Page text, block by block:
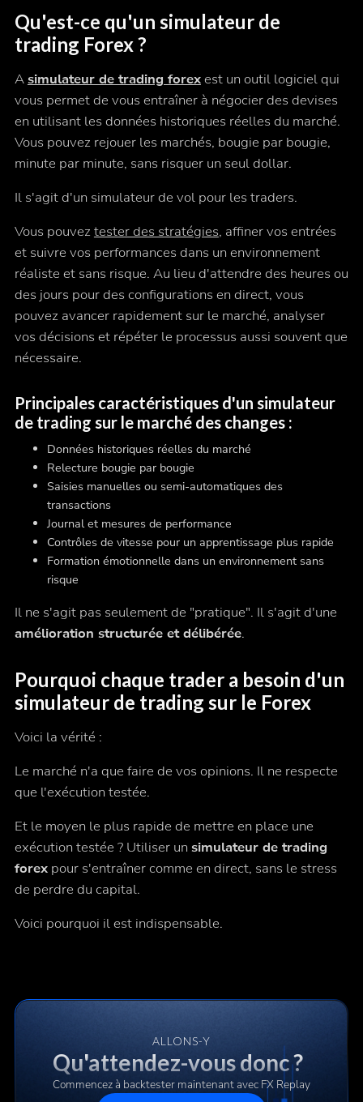
Qu'est-ce qu'un simulateur de
trading Forex ?
Asimulateur de trading forexest un outil logiciel qui
vous permet de vous entraîner à négocier des devises
en utilisant les données historiques réelles du marché.
Vous pouvez rejouer les marchés, bougie par bougie,
minute par minute, sans risquer un seul dollar.
Il s'agit d'un simulateur de vol pour les traders.
Vous pouveztester des stratégies, affiner vos entrées
et suivre vos performances dans un environnement
réaliste et sans risque. Au lieu d'attendre des heures ou
des jours pour des configurations en direct, vous
pouvez avancer rapidement sur le marché, analyser
vos décisions et répéter le processus aussi souvent que
nécessaire.
Principales caractéristiques d'un simulateur
de trading sur le marché des changes :
Données historiques réelles du marché
Relecture bougie par bougie
Saisies manuelles ou semi-automatiques des
transactions
Journal et mesures de performance
Contrôles de vitesse pour un apprentissage plus rapide
Formation émotionnelle dans un environnement sans
risque
Il ne s'agit pas seulement de "pratique". Il s'agit d'une
amélioration structurée et délibérée.
Pourquoi chaque trader a besoin d'un
simulateur de trading sur le Forex
Voici la vérité :
Le marché n'a que faire de vos opinions. Il ne respecte
que l'exécution testée.
Et le moyen le plus rapide de mettre en place une
exécution testée ? Utiliser un simulateur de trading
forexpour s'entraîner comme en direct, sans le stress
de perdre du capital.
Voici pourquoi il est indispensable.
ALLONS-Y
Qu'attendez-vous donc ?
Commencez à backtester maintenant avec FX Replay